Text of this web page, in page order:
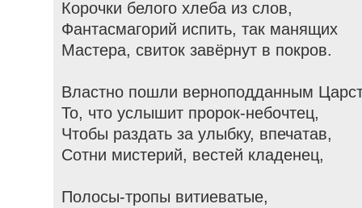
Корочки белого хлеба из слов,
Фантасмагорий испить, так манящих
Мастера, свиток завёрнут в покров.
Властно пошли верноподданным
То, что услышит пророк-небочтец,
Чтобы раздать за улыбку, впечатав,
Сотни мистерий, вестей кладенец,
Полосы-тропы витиеватые,